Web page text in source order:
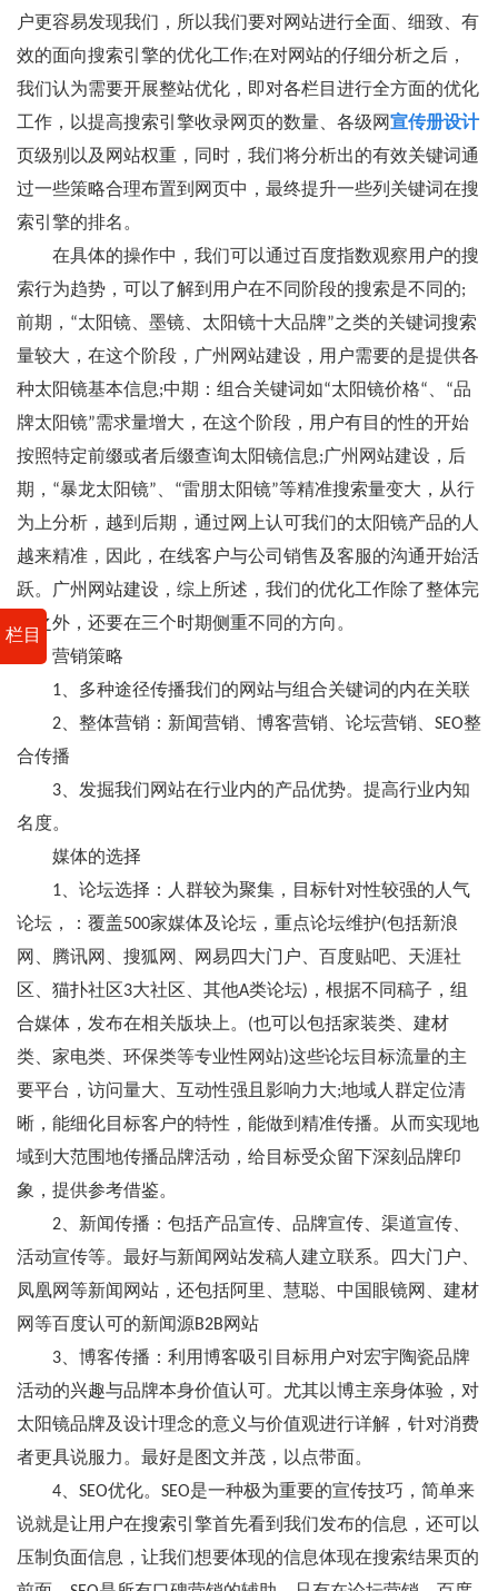
栏目
户更容易发现我们，所以我们要对网站进行全面、细致、有
效的面向搜索引擎的优化工作;在对网站的仔细分析之后，
我们认为需要开展整站优化，即对各栏目进行全方面的优化
工作，以提高搜索引擎收录网页的数量、各级网宣传册设计
页级别以及网站权重，同时，我们将分析出的有效关键词通
过一些策略合理布置到网页中，最终提升一些列关键词在搜
索引擎的排名。
在具体的操作中，我们可以通过百度指数观察用户的搜
索行为趋势，可以了解到用户在不同阶段的搜索是不同的;
前期，“太阳镜、墨镜、太阳镜十大品牌”之类的关键词搜索
量较大，在这个阶段，广州网站建设，用户需要的是提供各
种太阳镜基本信息;中期：组合关键词如“太阳镜价格“、“品
牌太阳镜”需求量增大，在这个阶段，用户有目的性的开始
按照特定前缀或者后缀查询太阳镜信息;广州网站建设，后
期，“暴龙太阳镜”、“雷朋太阳镜”等精准搜索量变大，从行
为上分析，越到后期，通过网上认可我们的太阳镜产品的人
越来精准，因此，在线客户与公司销售及客服的沟通开始活
跃。广州网站建设，综上所述，我们的优化工作除了整体完
善之外，还要在三个时期侧重不同的方向。
营销策略
1、多种途径传播我们的网站与组合关键词的内在关联
2、整体营销：新闻营销、博客营销、论坛营销、SEO整
合传播
3、发掘我们网站在行业内的产品优势。提高行业内知
名度。
媒体的选择
1、论坛选择：人群较为聚集，目标针对性较强的人气
论坛，：覆盖500家媒体及论坛，重点论坛维护(包括新浪
网、腾讯网、搜狐网、网易四大门户、百度贴吧、天涯社
区、猫扑社区3大社区、其他A类论坛)，根据不同稿子，组
合媒体，发布在相关版块上。(也可以包括家装类、建材
类、家电类、环保类等专业性网站)这些论坛目标流量的主
要平台，访问量大、互动性强且影响力大;地域人群定位清
晰，能细化目标客户的特性，能做到精准传播。从而实现地
域到大范围地传播品牌活动，给目标受众留下深刻品牌印
象，提供参考借鉴。
2、新闻传播：包括产品宣传、品牌宣传、渠道宣传、
活动宣传等。最好与新闻网站发稿人建立联系。四大门户、
凤凰网等新闻网站，还包括阿里、慧聪、中国眼镜网、建材
网等百度认可的新闻源B2B网站
3、博客传播：利用博客吸引目标用户对宏宇陶瓷品牌
活动的兴趣与品牌本身价值认可。尤其以博主亲身体验，对
太阳镜品牌及设计理念的意义与价值观进行详解，针对消费
者更具说服力。最好是图文并茂，以点带面。
4、SEO优化。SEO是一种极为重要的宣传技巧，简单来
说就是让用户在搜索引擎首先看到我们发布的信息，还可以
压制负面信息，让我们想要体现的信息体现在搜索结果页的